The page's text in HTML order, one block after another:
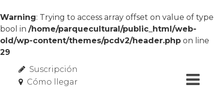
Warning: Trying to access array offset on value of type
bool in /home/parquecultural/public_html/web-
old/wp-content/themes/pcdv2/header.php on line
29
Suscripción
Cómo llegar